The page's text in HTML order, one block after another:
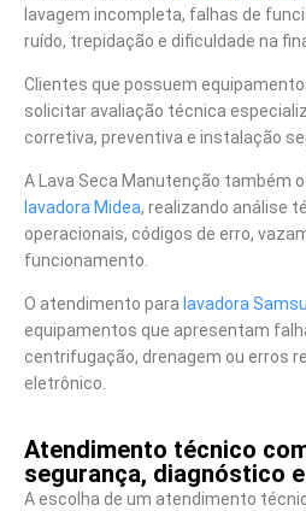
lavagem incompleta, falhas de
ruído, trepidação e dificuldade na
Clientes que possuem
solicitar avaliação técnica
corretiva, preventiva e instalação
A Lava Seca Manutenção também
lavadora Midea, realizando análise
operacionais, códigos de erro,
funcionamento.
O atendimento para lavadora
equipamentos que apresentam
centrifugação, drenagem ou erros
eletrônico.
Atendimento técnico
segurança, diagnóstico
A escolha de um atendimento